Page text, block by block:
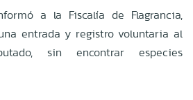
a la Fiscalía de Flagrancia,
entrada y registro voluntaria al
sin encontrar especies